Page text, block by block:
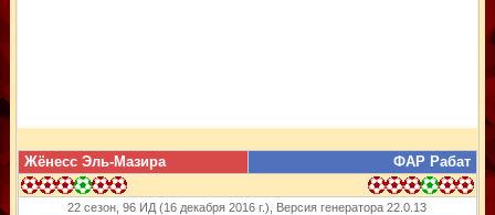
Жёнесс Эль-Мазира ФАР Рабат
22 сезон, 96 ИД (16 декабря 2016 г.), Версия генератора 22.0.13